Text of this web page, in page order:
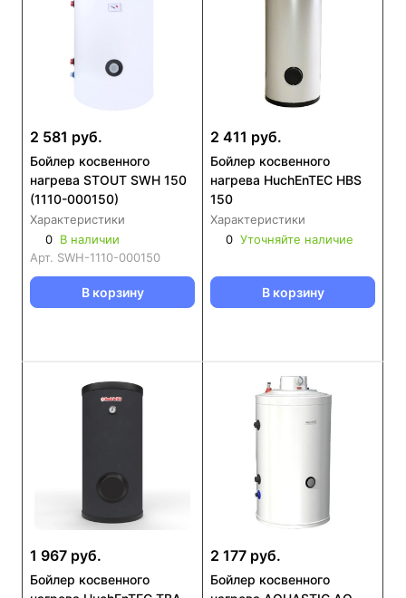
2 581 руб.
Бойлер косвенного
нагрева STOUT SWH 150
(1110-000150)
Характеристики
0 В наличии
Арт. SWH-1110-000150
В корзину
2 411 руб.
Бойлер косвенного
нагрева HuchEnTEC HBS
150
Характеристики
0 Уточняйте наличие
В корзину
1 967 руб.
Бойлер косвенного
2 177 руб.
Бойлер косвенного